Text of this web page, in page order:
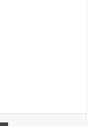
Print